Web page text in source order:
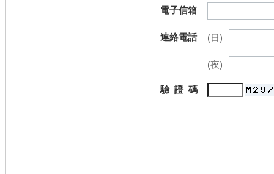
電子信箱
連絡電話 (日)
(夜)
驗 證 碼